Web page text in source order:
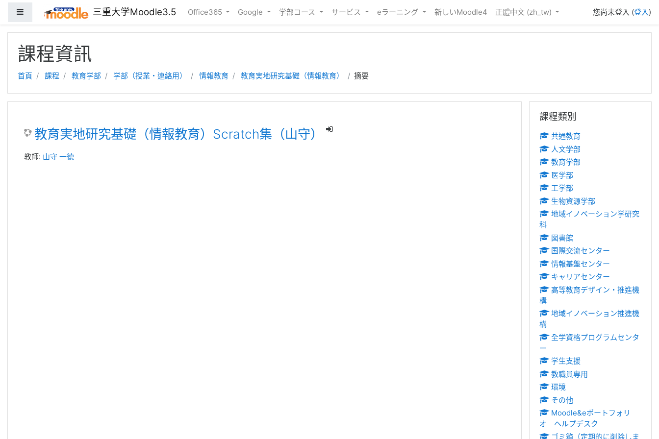
三重大学Moodle3.5 Office365 Google 学部コース サービス eラーニング 新しいMoodle4 正體中文 ‎(zh_tw)‎ 您尚未登入 (登入)
課程資訊
首頁 課程 教育学部 学部（授業・連絡用） 情報教育 教育実地研究基礎（情報教育） 摘要
教育実地研究基礎（情報教育）Scratch集（山守）
教師: 山守 一徳
課程類別
共通教育
人文学部
教育学部
医学部
工学部
生物資源学部
地域イノベーション学研究
科
図書館
国際交流センター
情報基盤センター
キャリアセンター
高等教育デザイン・推進機
構
地域イノベーション推進機
構
全学資格プログラムセンタ
ー
学生支援
教職員専用
環境
その他
Moodle&eポートフォリ
オ ヘルプデスク
ゴミ箱（定期的に削除しま